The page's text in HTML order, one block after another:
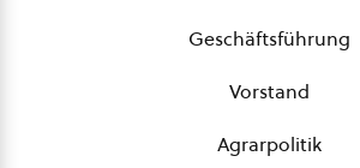
Geschäftsführung
Vorstand
Agrarpolitik